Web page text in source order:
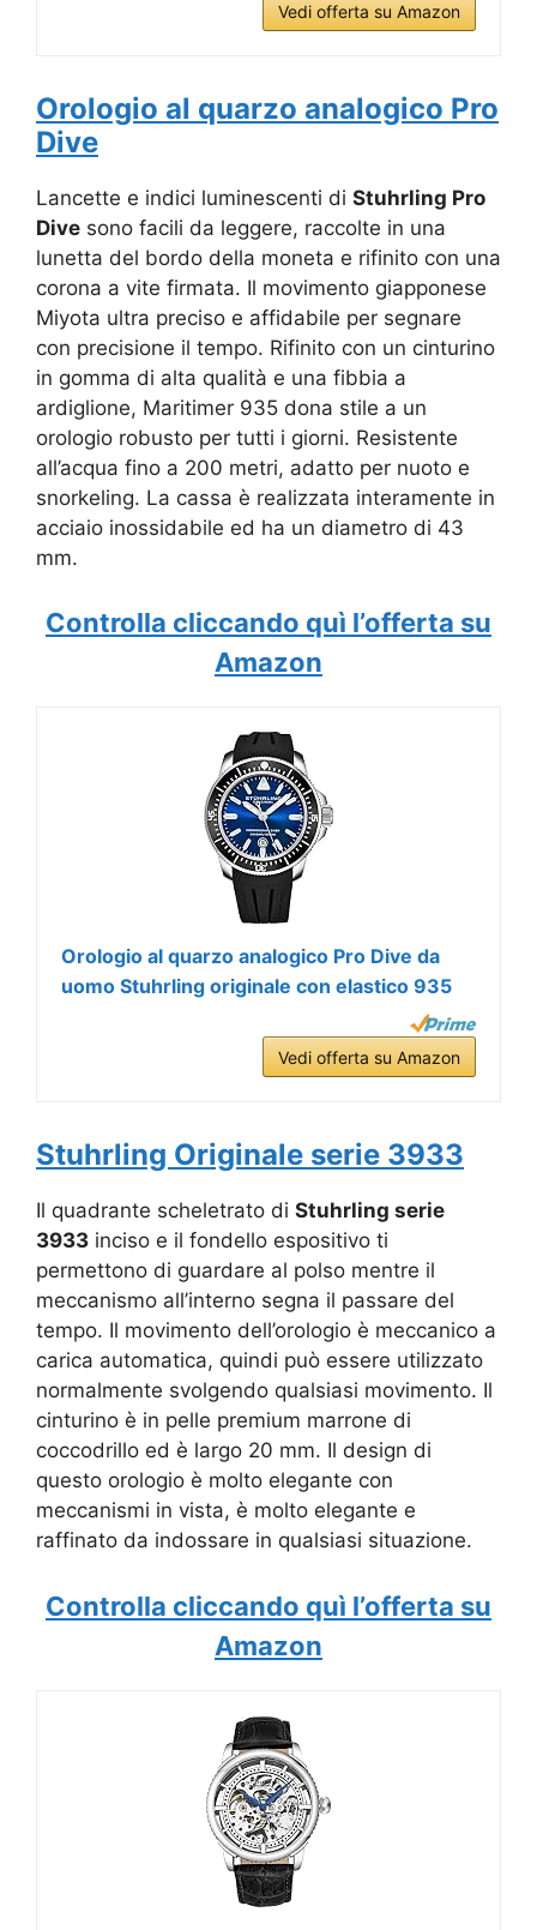
Vedi offerta su Amazon
Orologio al quarzo analogico Pro
Dive
Lancette e indici luminescenti di Stuhrling Pro
Dive sono facili da leggere, raccolte in una
lunetta del bordo della moneta e rifinito con una
corona a vite firmata. Il movimento giapponese
Miyota ultra preciso e affidabile per segnare
con precisione il tempo. Rifinito con un cinturino
in gomma di alta qualità e una fibbia a
ardiglione, Maritimer 935 dona stile a un
orologio robusto per tutti i giorni. Resistente
all’acqua fino a 200 metri, adatto per nuoto e
snorkeling. La cassa è realizzata interamente in
acciaio inossidabile ed ha un diametro di 43
mm.
Controlla cliccando quì l’offerta su
Amazon
Orologio al quarzo analogico Pro Dive da
uomo Stuhrling originale con elastico 935
Vedi offerta su Amazon
Stuhrling Originale serie 3933
Il quadrante scheletrato di Stuhrling serie
3933 inciso e il fondello espositivo ti
permettono di guardare al polso mentre il
meccanismo all’interno segna il passare del
tempo. Il movimento dell’orologio è meccanico a
carica automatica, quindi può essere utilizzato
normalmente svolgendo qualsiasi movimento. Il
cinturino è in pelle premium marrone di
coccodrillo ed è largo 20 mm. Il design di
questo orologio è molto elegante con
meccanismi in vista, è molto elegante e
raffinato da indossare in qualsiasi situazione.
Controlla cliccando quì l’offerta su
Amazon